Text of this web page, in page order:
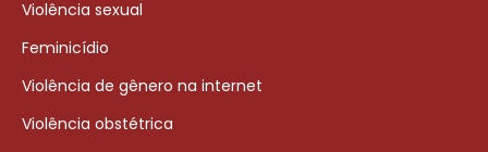
Violência sexual
Feminicídio
Violência de gênero na internet
Violência obstétrica